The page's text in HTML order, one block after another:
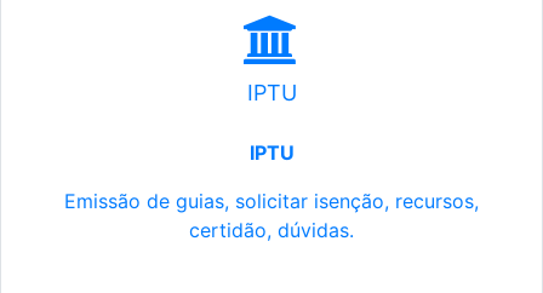
IPTU
IPTU
Emissão de guias, solicitar isenção, recursos,
certidão, dúvidas.